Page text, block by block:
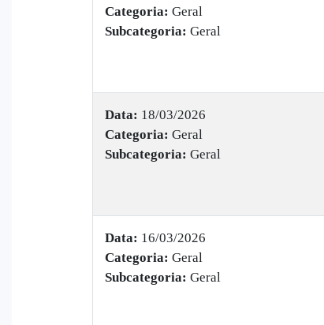
Categoria: Geral
Subcategoria: Geral
Data: 18/03/2026
Categoria: Geral
Subcategoria: Geral
Data: 16/03/2026
Categoria: Geral
Subcategoria: Geral